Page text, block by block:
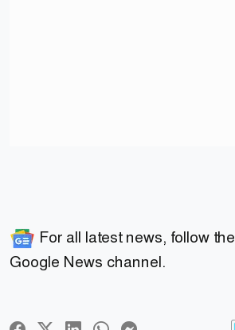
For all latest news, follow the
Google News channel.